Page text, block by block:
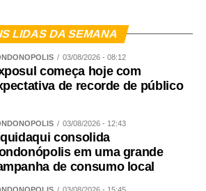
LIDAS DA SEMANA
03/08/2026 - 08:12
começa hoje com
de recorde de público
03/08/2026 - 12:43
consolida
em uma grande
de consumo local